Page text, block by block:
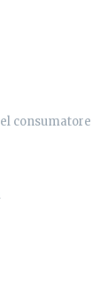
consumatore